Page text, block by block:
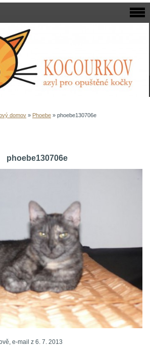
domov » Phoebe » phoebe130706e
phoebe130706e
e-mail z 6. 7. 2013